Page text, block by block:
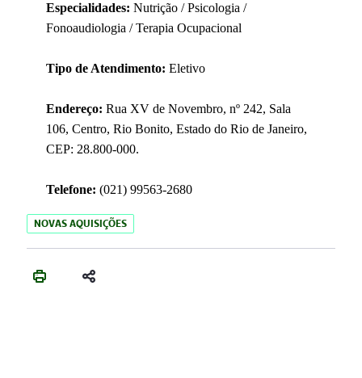
Especialidades: Nutrição / Psicologia /
Fonoaudiologia / Terapia Ocupacional
Tipo de Atendimento: Eletivo
Endereço: Rua XV de Novembro, nº 242, Sala
106, Centro, Rio Bonito, Estado do Rio de Janeiro,
CEP: 28.800-000.
Telefone: (021) 99563-2680
NOVAS AQUISIÇÕES